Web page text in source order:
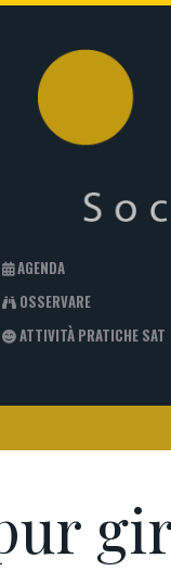
AGENDA
OSSERVARE
ATTIVITÀ PRATICHE SAT